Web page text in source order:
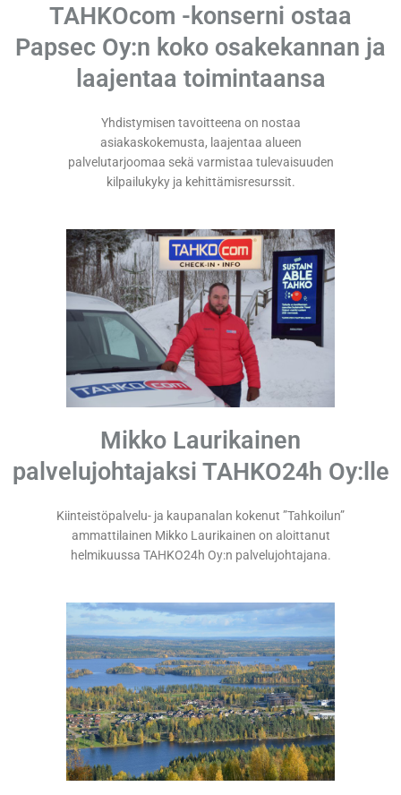
TAHKOcom -konserni ostaa
Papsec Oy:n koko osakekannan ja
laajentaa toimintaansa
Yhdistymisen tavoitteena on nostaa
asiakaskokemusta, laajentaa alueen
palvelutarjoomaa sekä varmistaa tulevaisuuden
kilpailukyky ja kehittämisresurssit.
Mikko Laurikainen
palvelujohtajaksi TAHKO24h Oy:lle
Kiinteistöpalvelu- ja kaupanalan kokenut ”Tahkoilun”
ammattilainen Mikko Laurikainen on aloittanut
helmikuussa TAHKO24h Oy:n palvelujohtajana.